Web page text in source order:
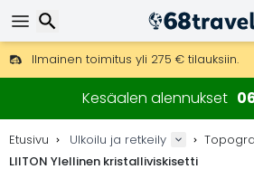
Ilmainen toimitus yli 275 € tilauksiin.
Mahdollisuus lähettää DHL Express -
30 päivää palautukseen, 90 päivää
Kesäalen alennukset
Etusivu Ulkoilu ja retkeily
LIITON Ylellinen kristalliviskisetti